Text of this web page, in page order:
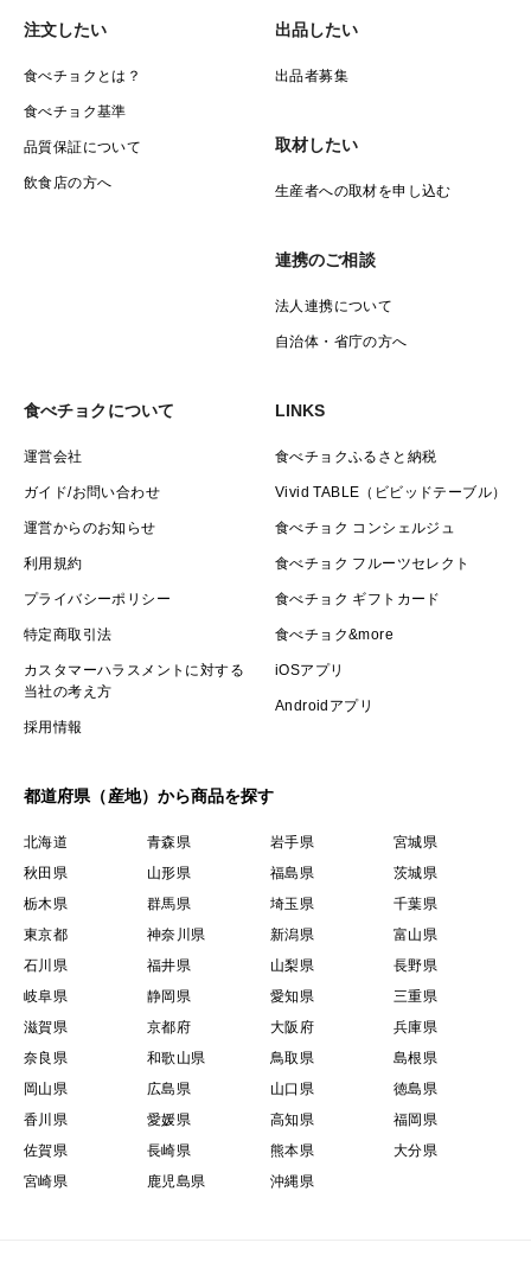
注文したい
食べチョクとは？
食べチョク基準
品質保証について
飲食店の方へ
出品したい
出品者募集
取材したい
生産者への取材を申し込む
連携のご相談
法人連携について
自治体・省庁の方へ
食べチョクについて
運営会社
ガイド/お問い合わせ
運営からのお知らせ
利用規約
プライバシーポリシー
特定商取引法
カスタマーハラスメントに対する
当社の考え方
採用情報
LINKS
食べチョクふるさと納税
Vivid TABLE（ビビッドテーブル）
食べチョク コンシェルジュ
食べチョク フルーツセレクト
食べチョク ギフトカード
食べチョク&more
iOSアプリ
Androidアプリ
都道府県（産地）から商品を探す
北海道 青森県 岩手県
宮城県
秋田県
山形県 福島県
茨城県
栃木県
群馬県 埼玉県
千葉県
東京都
神奈川県 新潟県
富山県
石川県
福井県 山梨県
長野県
岐阜県
静岡県 愛知県
三重県
滋賀県
京都府 大阪府
兵庫県
奈良県
和歌山県 鳥取県
島根県
岡山県
広島県 山口県
徳島県
香川県
愛媛県 高知県
福岡県
佐賀県
長崎県 熊本県
大分県
宮崎県
鹿児島県 沖縄県